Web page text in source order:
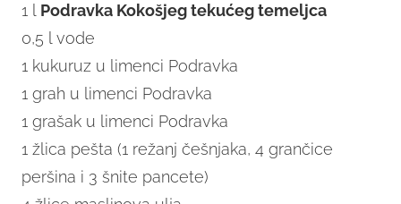
1 l Podravka Kokošjeg tekućeg temeljca
0,5 l vode
1 kukuruz u limenci Podravka
1 grah u limenci Podravka
1 grašak u limenci Podravka
1 žlica pešta (1 režanj češnjaka, 4 grančice
peršina i 3 šnite pancete)